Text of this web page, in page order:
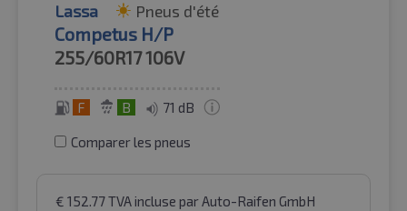
Lassa Pneus d'été
Competus H/P
255/60R17106V
F B 71 dB
Comparer les pneus
€ 152.77TVA incluse par Auto-Raifen GmbH